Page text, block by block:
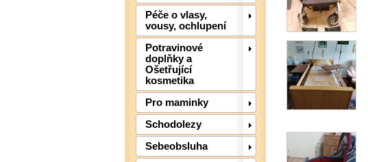
Péče o vlasy,
vousy, ochlupení
Potravinové
doplňky a
Ošetřující
kosmetika
Pro maminky
Schodolezy
Sebeobsluha